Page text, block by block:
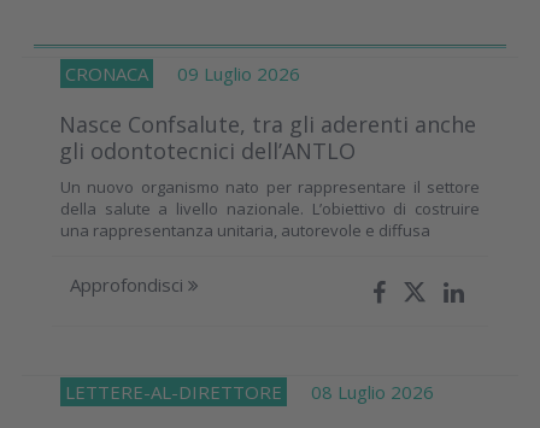
CRONACA 09 Luglio 2026
Nasce Confsalute, tra gli aderenti anche
gli odontotecnici dell’ANTLO
Un nuovo organismo nato per rappresentare il settore
della salute a livello nazionale. L’obiettivo di costruire
una rappresentanza unitaria, autorevole e diffusa
Approfondisci
LETTERE-AL-DIRETTORE 08 Luglio 2026